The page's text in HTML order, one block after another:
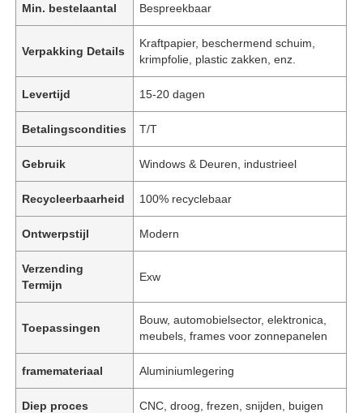
Min. bestelaantal Bespreekbaar
Verpakking Details
Kraftpapier, beschermend schuim,
krimpfolie, plastic zakken, enz.
Levertijd 15-20 dagen
Betalingscondities T/T
Gebruik Windows & Deuren, industrieel
Recycleerbaarheid 100% recyclebaar
Ontwerpstijl Modern
Verzending
Termijn
Exw
Toepassingen
Bouw, automobielsector, elektronica,
meubels, frames voor zonnepanelen
framemateriaal Aluminiumlegering
Diep proces CNC, droog, frezen, snijden, buigen